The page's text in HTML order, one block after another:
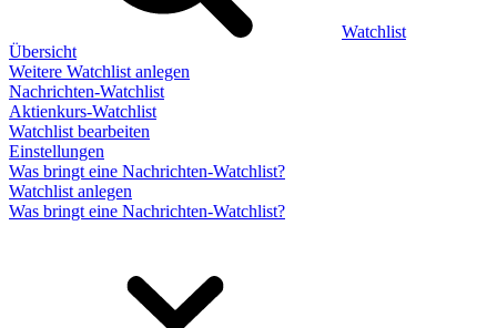
Watchlist
Übersicht
Weitere Watchlist anlegen
Nachrichten-Watchlist
Aktienkurs-Watchlist
Watchlist bearbeiten
Einstellungen
Was bringt eine Nachrichten-Watchlist?
Watchlist anlegen
Was bringt eine Nachrichten-Watchlist?